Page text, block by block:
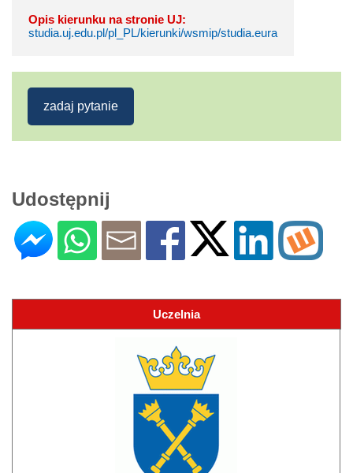
Opis kierunku na stronie UJ:
studia.uj.edu.pl/pl_PL/kierunki/wsmip/studia.eura
zadaj pytanie
Udostępnij
Uczelnia